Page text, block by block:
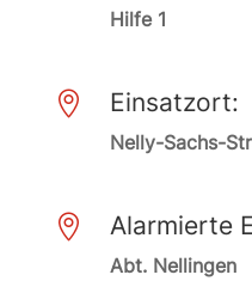
Hilfe 1
 Einsatzort:
Nelly-Sachs-
 Alarmierte
Abt. Nellingen